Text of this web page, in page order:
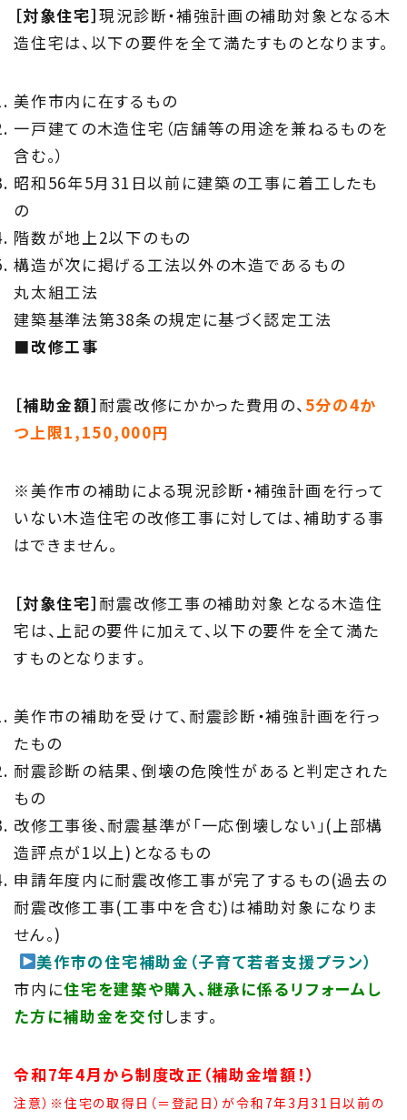
家のメンテナンス
住宅相談窓口 じゅうmado
［対象住宅］現況診断・補強計画の補助対象となる木
造住宅は、以下の要件を全て満たすものとなります。
美作市内に在するもの
一戸建ての木造住宅（店舗等の用途を兼ねるものを
含む。）
昭和56年5月31日以前に建築の工事に着工したも
の
階数が地上2以下のもの
構造が次に掲げる工法以外の木造であるもの
丸太組工法
建築基準法第38条の規定に基づく認定工法
■改修工事
［補助金額］ 耐震改修にかかった費用の、 5分の4か
つ上限1,150,000円
※美作市の補助による現況診断・補強計画を行って
いない木造住宅の改修工事に対しては、補助する事
はできません。
［対象住宅］ 耐震改修工事の補助対象となる木造住
宅は、上記の要件に加えて、以下の要件を全て満た
すものとなります。
美作市の補助を受けて、耐震診断・補強計画を行っ
たもの
耐震診断の結果、倒壊の危険性があると判定された
もの
改修工事後、耐震基準が「一応倒壊しない」(上部構
造評点が1以上)となるもの
申請年度内に耐震改修工事が完了するもの(過去の
耐震改修工事(工事中を含む)は補助対象になりま
せん。)
美作市の住宅補助金（子育て若者支援プラン）
市内に住宅を建築や購入、継承に係るリフォームし
た方に補助金を交付 します。
令和7年4月から制度改正（補助金増額！）
注意）※住宅の取得日（＝登記日）が令和7年3月31日以前の